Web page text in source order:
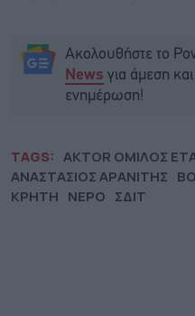
Ακολουθήστε το
News για άμεση
ενημέρωση!
TAGS: AKTOR ΟΜΙΛΟΣ
ΑΝΑΣΤΑΣΙΟΣ ΑΡΑΝΙΤΗΣ
ΚΡΗΤΗ ΝΕΡΟ ΣΔΙΤ